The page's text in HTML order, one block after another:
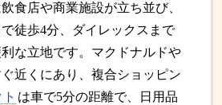
食店や商業施設が立ち並び、
徒歩4分、ダイレックスまで
な立地です。マクドナルドや
近くにあり、複合ショッピン
は車で5分の距離で、日用品